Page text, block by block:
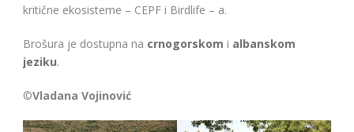
kritične ekosisteme – CEPF i Birdlife – a.
Brošura je dostupna na crnogorskom i albanskom
jeziku.
©Vladana Vojinović